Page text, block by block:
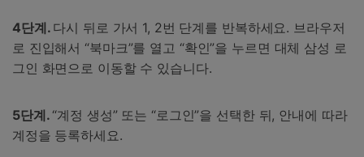
4단계. 다시 뒤로 가서 1, 2번 단계를 반복하세요. 브라우저
로 진입해서 “북마크”를 열고 “확인”을 누르면 대체 삼성 로
그인 화면으로 이동할 수 있습니다.
5단계. “계정 생성” 또는 “로그인”을 선택한 뒤, 안내에 따라
계정을 등록하세요.